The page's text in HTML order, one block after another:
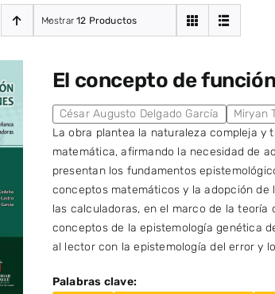
Mostrar12 Productos
El concepto de
César Augusto Delgado García Miryan
La obra plantea la naturaleza compleja y
matemática, afirmando la necesidad de
presentan los fundamentos
conceptos matemáticos y la adopción de
las calculadoras, en el marco de la
conceptos de la epistemología genética
al lector con la epistemología del error y
Palabras clave: